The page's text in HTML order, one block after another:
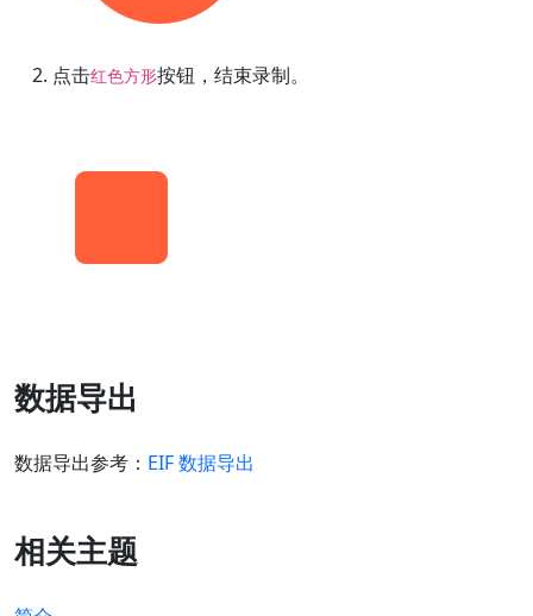
点击红色方形按钮，结束录制。
数据导出
数据导出参考： EIF 数据导出
相关主题